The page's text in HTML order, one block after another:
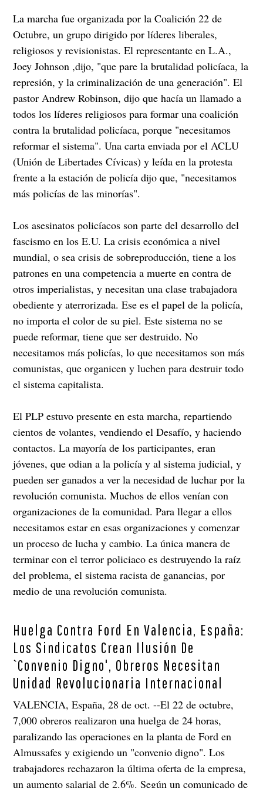
La marcha fue organizada por la Coalición 22 de
Octubre, un grupo dirigido por líderes liberales,
religiosos y revisionistas. El representante en L.A.,
Joey Johnson ,dijo, "que pare la brutalidad policíaca, la
represión, y la criminalización de una generación". El
pastor Andrew Robinson, dijo que hacía un llamado a
todos los líderes religiosos para formar una coalición
contra la brutalidad policíaca, porque "necesitamos
reformar el sistema". Una carta enviada por el ACLU
(Unión de Libertades Cívicas) y leída en la protesta
frente a la estación de policía dijo que, "necesitamos
más policías de las minorías".
Los asesinatos policíacos son parte del desarrollo del
fascismo en los E.U. La crisis económica a nivel
mundial, o sea crisis de sobreproducción, tiene a los
patrones en una competencia a muerte en contra de
otros imperialistas, y necesitan una clase trabajadora
obediente y aterrorizada. Ese es el papel de la policía,
no importa el color de su piel. Este sistema no se
puede reformar, tiene que ser destruido. No
necesitamos más policías, lo que necesitamos son más
comunistas, que organicen y luchen para destruir todo
el sistema capitalista.
El PLP estuvo presente en esta marcha, repartiendo
cientos de volantes, vendiendo el Desafío, y haciendo
contactos. La mayoría de los participantes, eran
jóvenes, que odian a la policía y al sistema judicial, y
pueden ser ganados a ver la necesidad de luchar por la
revolución comunista. Muchos de ellos venían con
organizaciones de la comunidad. Para llegar a ellos
necesitamos estar en esas organizaciones y comenzar
un proceso de lucha y cambio. La única manera de
terminar con el terror policiaco es destruyendo la raíz
del problema, el sistema racista de ganancias, por
medio de una revolución comunista.
Huelga Contra Ford En Valencia, España:
Los Sindicatos Crean Ilusión De
`Convenio Digno', Obreros Necesitan
Unidad Revolucionaria Internacional
VALENCIA, España, 28 de oct. --El 22 de octubre,
7,000 obreros realizaron una huelga de 24 horas,
paralizando las operaciones en la planta de Ford en
Almussafes y exigiendo un "convenio digno". Los
trabajadores rechazaron la última oferta de la empresa,
un aumento salarial de 2.6%. Según un comunicado de